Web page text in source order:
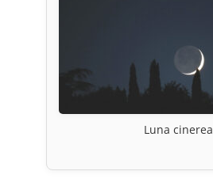
Luna cinerea